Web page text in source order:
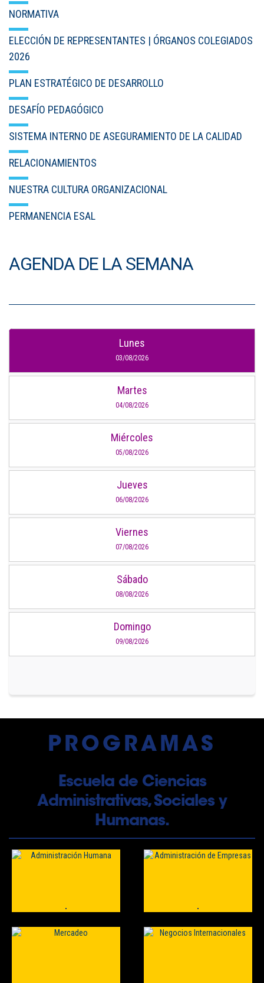
NORMATIVA
ELECCIÓN DE REPRESENTANTES | ÓRGANOS COLEGIADOS
2026
PLAN ESTRATÉGICO DE DESARROLLO
DESAFÍO PEDAGÓGICO
SISTEMA INTERNO DE ASEGURAMIENTO DE LA CALIDAD
RELACIONAMIENTOS
NUESTRA CULTURA ORGANIZACIONAL
PERMANENCIA ESAL
AGENDA DE LA SEMANA
Lunes
03/08/2026
Martes
04/08/2026
Miércoles
05/08/2026
Jueves
06/08/2026
Viernes
07/08/2026
Sábado
08/08/2026
Domingo
09/08/2026
PROGRAMAS
Escuela de Ciencias
Administrativas, Sociales y
Humanas.